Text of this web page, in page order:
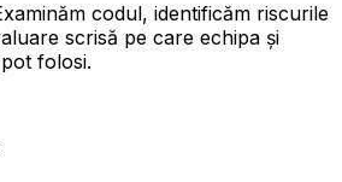
codul, identificăm riscurile
scrisă pe care echipa și
folosi.